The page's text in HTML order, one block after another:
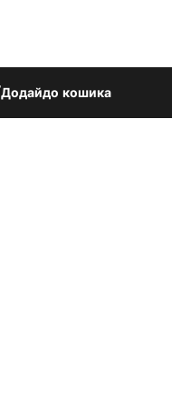
Додайдо кошика